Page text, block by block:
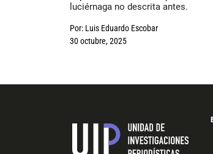
luciérnaga no descrita antes.
Por: Luis Eduardo Escobar
30 octubre, 2025